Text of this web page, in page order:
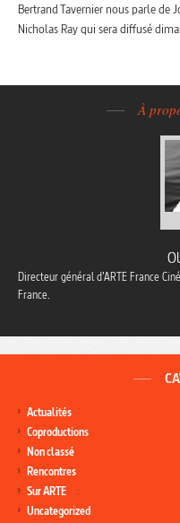
Bertrand Tavernier nous parle de
Nicholas Ray qui sera diffusé
À
Directeur général d’ARTE France
France.
Actualités
Coproductions
Non classé
Rencontres
Sur ARTE
Uncategorized